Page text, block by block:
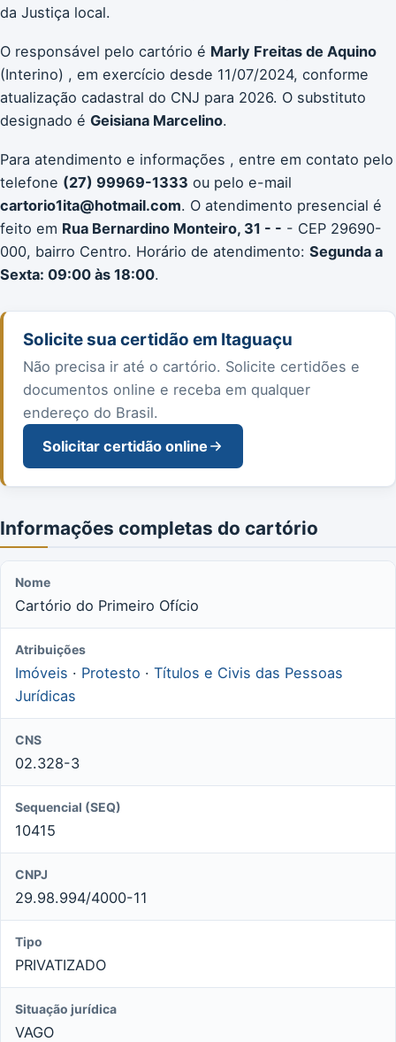
da Justiça local.
O responsável pelo cartório é Marly Freitas de Aquino
(Interino) , em exercício desde 11/07/2024, conforme
atualização cadastral do CNJ para 2026. O substituto
designado é Geisiana Marcelino.
Para atendimento e informações , entre em contato pelo
telefone (27) 99969-1333 ou pelo e-mail
cartorio1ita@hotmail.com. O atendimento presencial é
feito em Rua Bernardino Monteiro, 31 - - - CEP 29690-
000, bairro Centro. Horário de atendimento: Segunda a
Sexta: 09:00 às 18:00.
Solicite sua certidão em Itaguaçu
Não precisa ir até o cartório. Solicite certidões e
documentos online e receba em qualquer
endereço do Brasil.
Solicitar certidão online
Informações completas do cartório
Nome
Cartório do Primeiro Ofício
Atribuições
Imóveis · Protesto · Títulos e Civis das Pessoas
Jurídicas
CNS
02.328-3
Sequencial (SEQ)
10415
CNPJ
29.98.994/4000-11
Tipo
PRIVATIZADO
Situação jurídica
VAGO